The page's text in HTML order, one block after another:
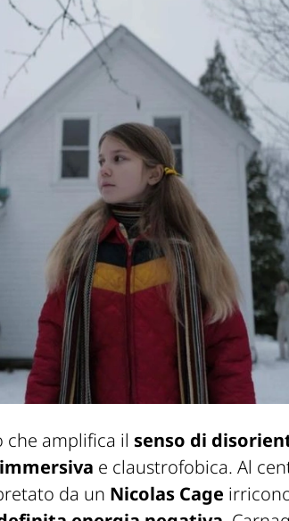
che amplifica il senso di
e claustrofobica. Al
da un Nicolas Cage